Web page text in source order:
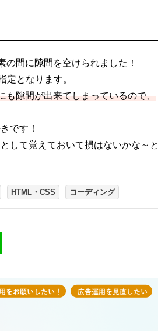
の間に隙間を空けられました！
となります。
隙間が出来てしまっているので、
です！
して覚えておいて損はないかな～と
HTML・CSS コーディング